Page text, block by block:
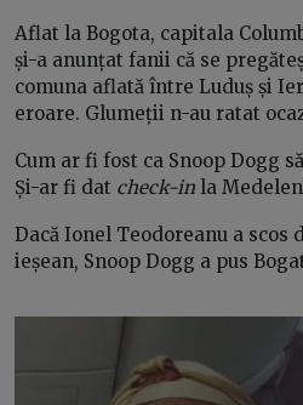
Aflat la Bogota, capitala
și-a anunțat fanii că se
comuna aflată între Luduș și
eroare. Glumeții n-au ratat
Cum ar fi fost ca Snoop Dogg
Și-ar fi dat check-in la
Dacă Ionel Teodoreanu a scos
ieșean, Snoop Dogg a pus